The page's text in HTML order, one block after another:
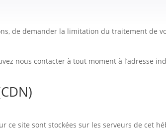
les destinataires et l’objet de vos données
de demander la limitation du traitement de
nous contacter à tout moment à l’adresse
ce site sont stockées sur les serveurs de cet